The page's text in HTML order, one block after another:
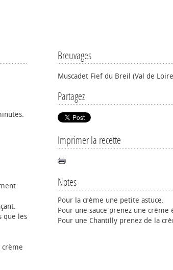
Breuvages
Muscadet Fief du Breil (Val de
Partagez
Imprimer la recette
Notes
Pour la crème une petite astuce.
Pour une sauce prenez une crème
Pour une Chantilly prenez de la
que les
crème